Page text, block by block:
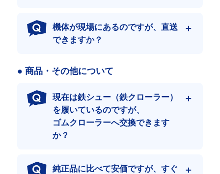
日本最大級の流通量
年間30万本という圧倒的な流通実績。
この膨大なデータがあるからこそ、あらゆる機種に最適なクロー
ラーを自信を持ってご提案できます。
当店は、部品だけを取扱う【部品商】ではありません。
機体が現場にあるのですが、直送
できますか？
● 商品・その他について
現在は鉄シュー（鉄クローラー）
を履いているのですが、
ゴムクローラーへ交換できます
か？
純正品に比べて安価ですが、すぐ